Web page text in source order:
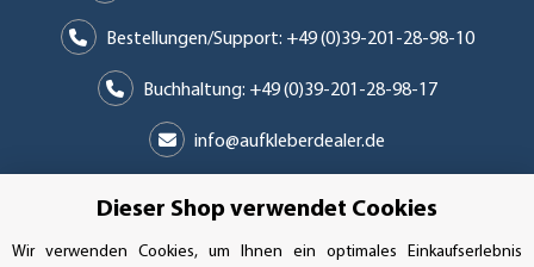
Bestellungen/Support: +49 (0)39-201-28-98-10
Buchhaltung: +49 (0)39-201-28-98-17
info@aufkleberdealer.de
UNSER AFFILIATE-PROGRAMM
Dieser Shop verwendet Cookies
Wir verwenden Cookies, um Ihnen ein optimales Einkaufserlebnis